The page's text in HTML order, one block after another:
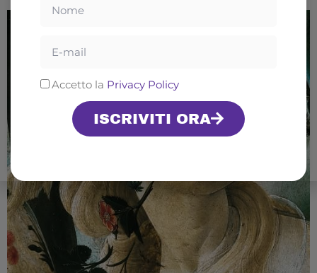
Privacy
Accetto la Privacy Policy
ISCRIVITI ORA